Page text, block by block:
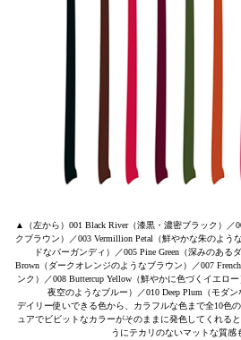
▲（左から）001 Black River（漆黒・濃密ブラック）／
クブラウン）／003 Vermillion Petal（鮮やかな朱のよう
ドなバーガンディ）／005 Pine Green（深みのある
Brown（ダークオレンジのようなブラウン）／007
ンク）／008 Buttercup Yellow（鮮やかに色づくイエロ
夜空のようなブルー）／010 Deep Plum（モダン
デイリー使いできる色から、カラフルな色まで全10色
ュアでビビットなカラーがそのままに発色してくれる
うにテカリのないマットな質感